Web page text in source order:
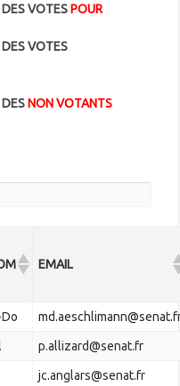
DES VOTESPOUR
DES VOTES
DESNON VOTANTS
EMAIL
p.allizard@senat.fr
jc.anglars@senat.fr